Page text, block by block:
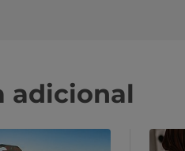
adicional